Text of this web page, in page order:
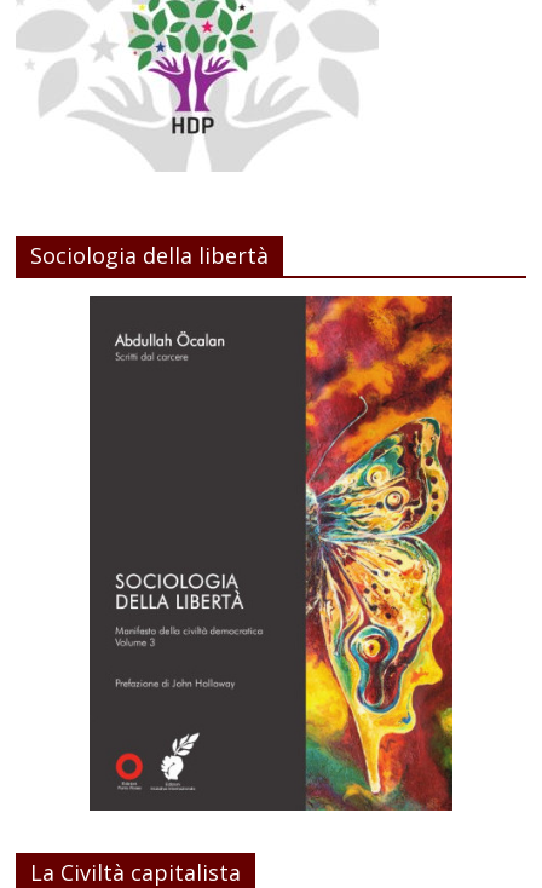
Sociologia della libertà
La Civiltà capitalista